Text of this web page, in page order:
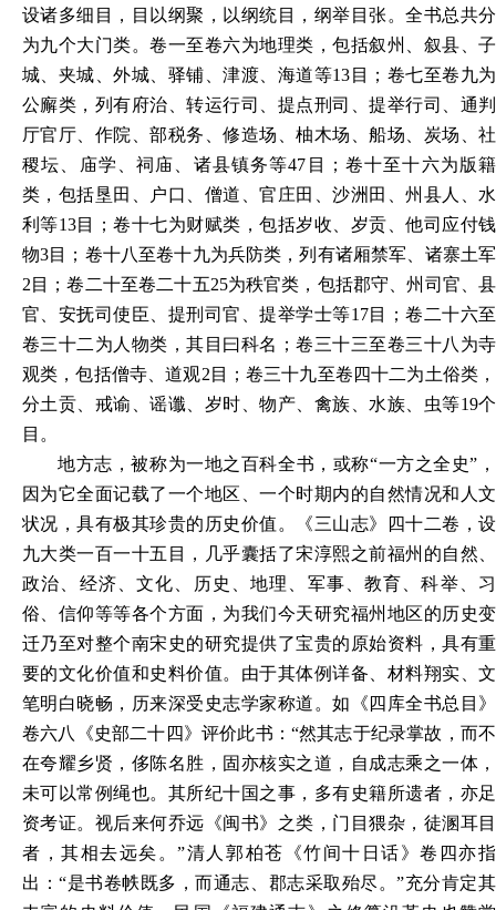
设诸多细目，目以纲聚，以纲统目，纲举目张。全书总共分
为九个大门类。卷一至卷六为地理类，包括叙州、叙县、子
城、夹城、外城、驿铺、津渡、海道等13目；卷七至卷九为
公廨类，列有府治、转运行司、提点刑司、提举行司、通判
厅官厅、作院、部税务、修造场、柚木场、船场、炭场、社
稷坛、庙学、祠庙、诸县镇务等47目；卷十至十六为版籍
类，包括垦田、户口、僧道、官庄田、沙洲田、州县人、水
利等13目；卷十七为财赋类，包括岁收、岁贡、他司应付钱
物3目；卷十八至卷十九为兵防类，列有诸厢禁军、诸寨土军
2目；卷二十至卷二十五25为秩官类，包括郡守、州司官、县
官、安抚司使臣、提刑司官、提举学士等17目；卷二十六至
卷三十二为人物类，其目曰科名；卷三十三至卷三十八为寺
观类，包括僧寺、道观2目；卷三十九至卷四十二为土俗类，
分土贡、戒谕、谣谶、岁时、物产、禽族、水族、虫等19个
目。
地方志，被称为一地之百科全书，或称“一方之全史”，
因为它全面记载了一个地区、一个时期内的自然情况和人文
状况，具有极其珍贵的历史价值。《三山志》四十二卷，设
九大类一百一十五目，几乎囊括了宋淳熙之前福州的自然、
政治、经济、文化、历史、地理、军事、教育、科举、习
俗、信仰等等各个方面，为我们今天研究福州地区的历史变
迁乃至对整个南宋史的研究提供了宝贵的原始资料，具有重
要的文化价值和史料价值。由于其体例详备、材料翔实、文
笔明白晓畅，历来深受史志学家称道。如《四库全书总目》
卷六八《史部二十四》评价此书：“然其志于纪录掌故，而不
在夸耀乡贤，侈陈名胜，固亦核实之道，自成志乘之一体，
未可以常例绳也。其所纪十国之事，多有史籍所遗者，亦足
资考证。视后来何乔远《闽书》之类，门目猥杂，徒溷耳目
者，其相去远矣。”清人郭柏苍《竹间十日话》卷四亦指
出：“是书卷帙既多，而通志、郡志采取殆尽。”充分肯定其